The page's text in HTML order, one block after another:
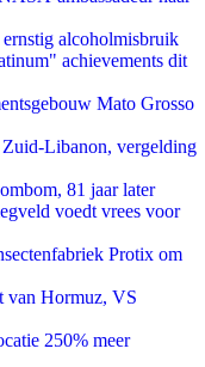
alcoholmisbruik
achievements dit
Mato Grosso
Libanon, vergelding
81 jaar later
voedt vrees voor
Protix om
van Hormuz, VS
250% meer